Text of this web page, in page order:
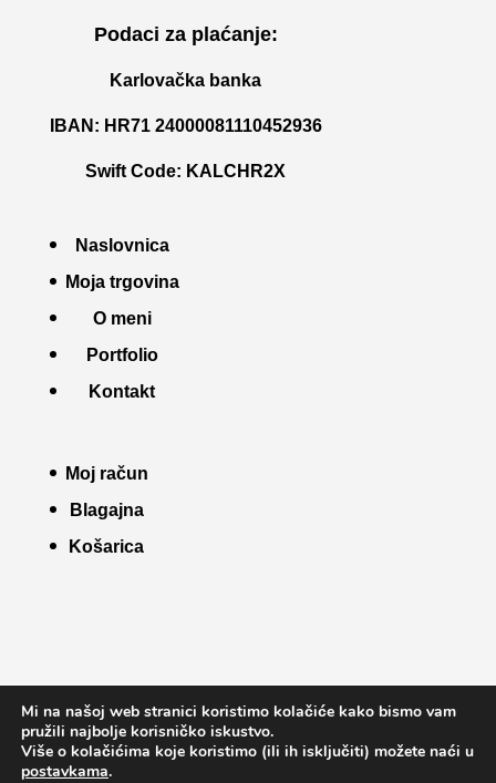
Podaci za plaćanje:
Karlovačka banka
IBAN: HR71 24000081110452936
Swift Code: KALCHR2X
Naslovnica
Moja trgovina
O meni
Portfolio
Kontakt
Moj račun
Blagajna
Košarica
Pravila privatnosti
Info o kupnji
Mi na našoj web stranici koristimo kolačiće kako bismo vam
pružili najbolje korisničko iskustvo.
Više o kolačićima koje koristimo (ili ih isključiti) možete naći u
postavkama.